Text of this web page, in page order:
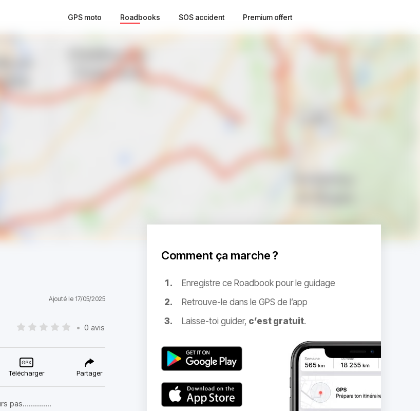
GPS moto Roadbooks SOS accident Premium offert
Ajouté le 17/05/2025
• 0 avis
Télécharger Partager
pas…………..
Comment ça marche ?
Enregistre ce Roadbook pour le guidage
Retrouve-le dans le GPS de l’app
Laisse-toi guider, c’est gratuit.